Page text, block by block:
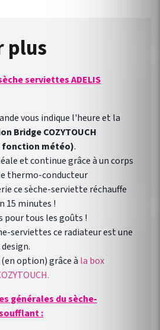
confort thermique où que vous
soyez et quand vous le voulez.
vos absences. Vous pourrez
chauffage. Avec l'assistant
Google Home vous pourrez
piloter vos appareils avec
votre voix.
plus
serviettes ADELIS
vous indique l'heure et la
Bridge COZYTOUCH
fonction météo).
et continue grâce à un corps
thermo-conducteur
ce sèche-serviette réchauffe
15 minutes !
pour tous les goûts !
serviettes ce radiateur est une
option) grâce à la box
générales du sèche-
: